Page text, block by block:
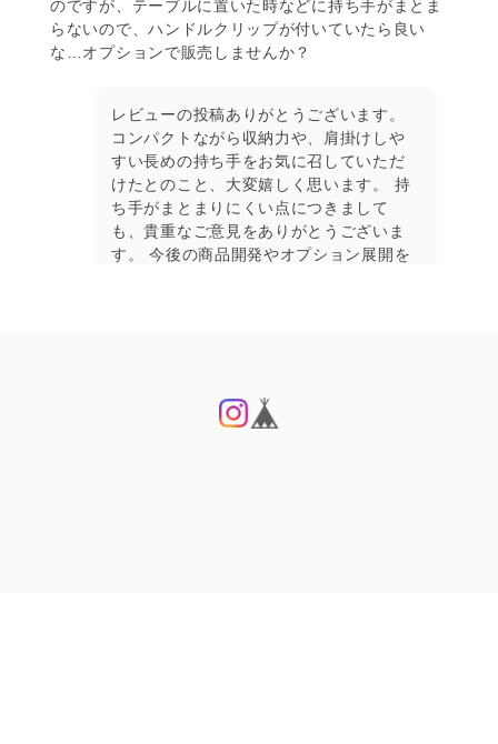
のですが、テーブルに置いた時などに持ち手がまとま
らないので、ハンドルクリップが付いていたら良い
な…オプションで販売しませんか？
レビューの投稿ありがとうございます。
コンパクトながら収納力や、肩掛けしや
すい長めの持ち手をお気に召していただ
けたとのこと、大変嬉しく思います。 持
ち手がまとまりにくい点につきまして
も、貴重なご意見をありがとうございま
す。 今後の商品開発やオプション展開を